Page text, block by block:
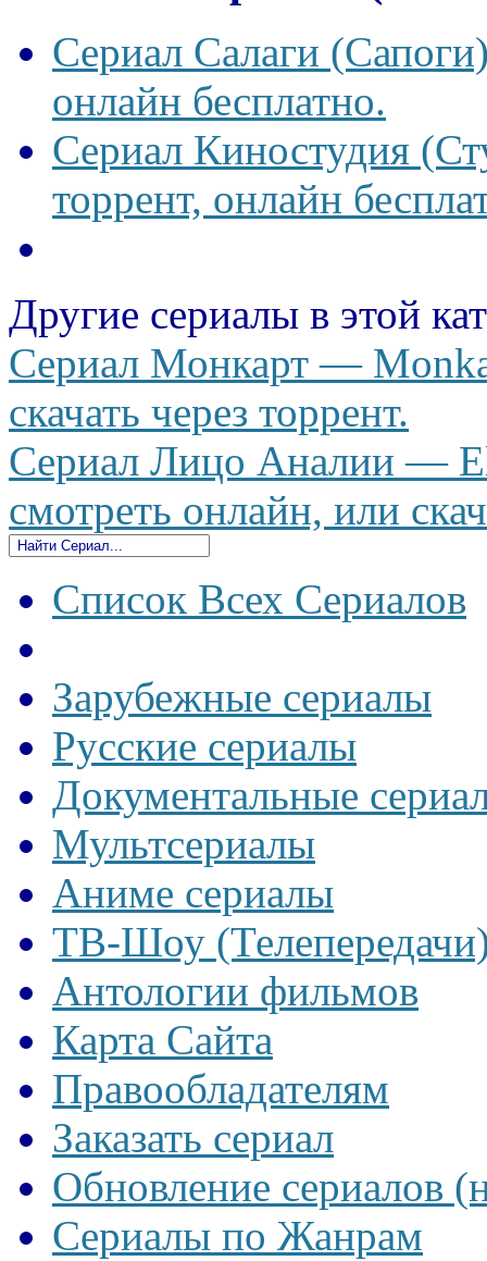
Сериал Салаги
онлайн бесплатно.
Сериал Киностудия
торрент, онлайн
Другие сериалы в этой
Сериал Монкарт —
скачать через торрент.
Сериал Лицо Аналии —
смотреть онлайн, или
Список Всех Сериалов
Зарубежные сериалы
Русские сериалы
Документальные
Мультсериалы
Аниме сериалы
ТВ-Шоу
Антологии фильмов
Карта Сайта
Правообладателям
Заказать сериал
Обновление сериалов
Сериалы по Жанрам